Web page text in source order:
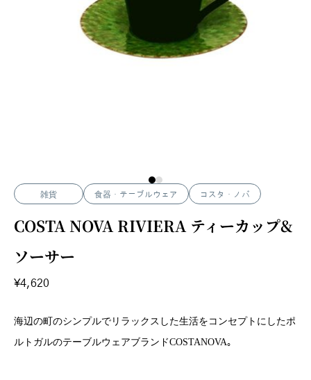
雑貨 食器・テーブルウェア コスタ・ノバ
COSTA NOVA RIVIERA ティーカップ&
ソーサー
¥4,620
海辺の町のシンプルでリラックスした生活をコンセプトにしたポ
ルトガルのテーブルウェアブランドCOSTANOVA｡